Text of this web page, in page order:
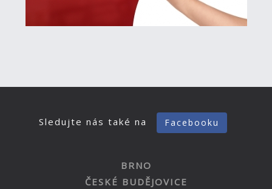
Sledujte nás také na Facebooku
BRNO
ČESKÉ BUDĚJOVICE